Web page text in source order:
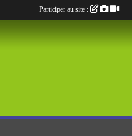
Participer au site :